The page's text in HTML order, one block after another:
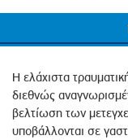
Η ελάχιστα
διεθνώς
βελτίωση των
υποβάλλονται σε